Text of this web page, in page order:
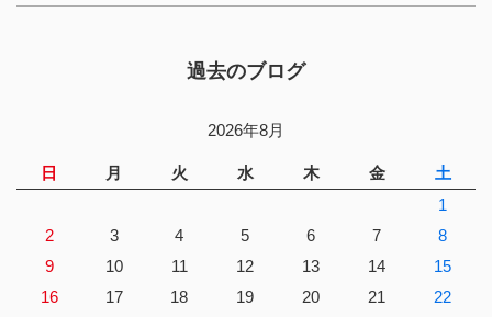
過去のブログ
2026年8月
日 月 火 水 木 金 土
1
2
3 4 5 6 7
8
9
10 11 12 13 14
15
16
17 18 19 20 21
22